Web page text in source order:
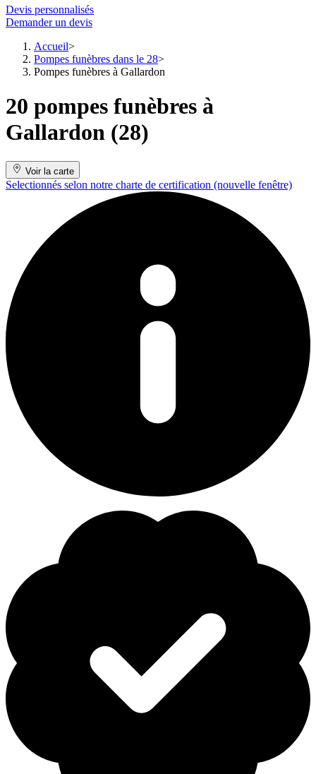
Devis personnalisés
Demander un devis
Accueil
Pompes funèbres dans le 28
Pompes funèbres à Gallardon
20 pompes funèbres à
Gallardon (28)
Voir la carte
Selectionnés selon notre charte de certification (nouvelle fenêtre)